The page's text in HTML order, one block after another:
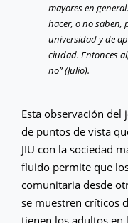
mayores en
hacer, o no saben,
universidad y de
ciudad. Entonces
no” (Julio).
Esta observación
de puntos de vista
JIU con la sociedad
fluido permite que
comunitaria desde
se muestren críticos
tienen los adultos en